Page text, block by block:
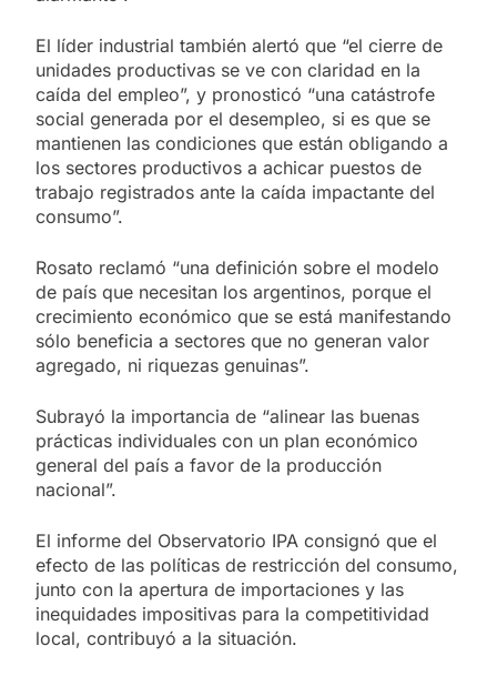
El líder industrial también alertó que “el cierre de
unidades productivas se ve con claridad en la
caída del empleo”, y pronosticó “una catástrofe
social generada por el desempleo, si es que se
mantienen las condiciones que están obligando a
los sectores productivos a achicar puestos de
trabajo registrados ante la caída impactante del
consumo”.
Rosato reclamó “una definición sobre el modelo
de país que necesitan los argentinos, porque el
crecimiento económico que se está manifestando
sólo beneficia a sectores que no generan valor
agregado, ni riquezas genuinas”.
Subrayó la importancia de “alinear las buenas
prácticas individuales con un plan económico
general del país a favor de la producción
nacional”.
El informe del Observatorio IPA consignó que el
efecto de las políticas de restricción del consumo,
junto con la apertura de importaciones y las
inequidades impositivas para la competitividad
local, contribuyó a la situación.